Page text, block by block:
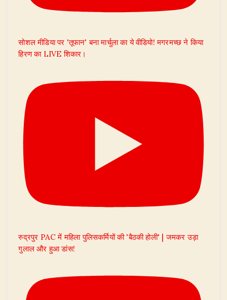
सोशल मीडिया पर 'तूफान' बना मार्चुला का ये वीडियो! मगरमच्छ ने किया
हिरण का LIVE शिकार।
रुद्रपुर PAC में महिला पुलिसकर्मियों की 'बैठकी होली' | जमकर उड़ा
गुलाल और हुआ डांस!